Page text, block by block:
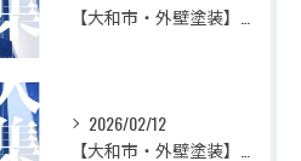
【大和市・外壁塗装】株式会社シモダの想い
2026/02/12
【大和市・外壁塗装】株式会社シモダ 一緒に働いてくれる職人さん大募集